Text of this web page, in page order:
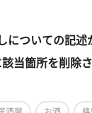
ついての記述
当箇所を削除